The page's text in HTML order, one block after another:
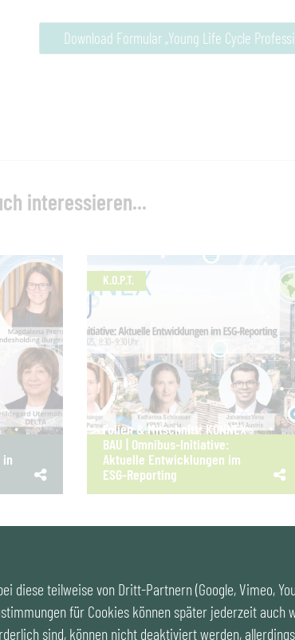
Download Formular „Young Life Cycle
interessieren...
in
K.O.P.T.
Folien & Mitschnitt: KONNEX
BAU | Omnibus-Initiative:
Aktuelle Entwicklungen im
ESG-Reporting
Cookies|Kontakt|Impressum|
teilweise von Dritt-Partnern (Google, Vimeo,
für Cookies können später jederzeit auch
sind, können nicht deaktiviert werden,